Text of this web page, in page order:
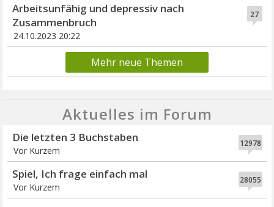
27
Arbeitsunfähig und depressiv nach
Zusammenbruch
24.10.2023 20:22
Mehr neue Themen
Aktuelles im Forum
12978
Die letzten 3 Buchstaben
Vor Kurzem
28055
Spiel, Ich frage einfach mal
Vor Kurzem